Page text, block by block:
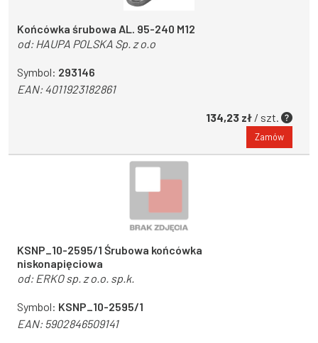
Końcówka śrubowa AL. 95-240 M12
od: HAUPA POLSKA Sp. z o.o
Symbol: 293146
EAN:4011923182861
134,23 zł / szt.
Zamów
KSNP_10-2595/1 Śrubowa końcówka
niskonapięciowa
od: ERKO sp. z o.o. sp.k.
Symbol: KSNP_10-2595/1
EAN:5902846509141